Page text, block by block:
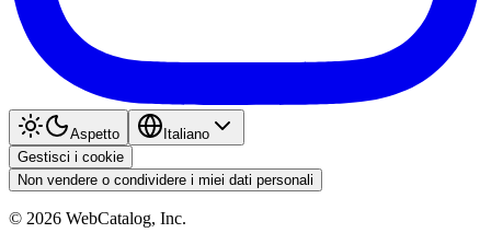
Aspetto
Italiano
Gestisci i cookie
Non vendere o condividere i miei dati personali
© 2026 WebCatalog, Inc.